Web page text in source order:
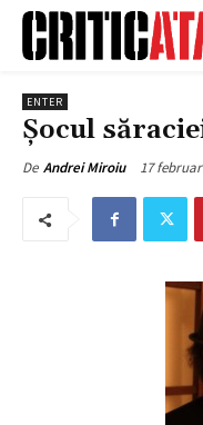
ENTER
Şocul
De Andrei Miroiu 17